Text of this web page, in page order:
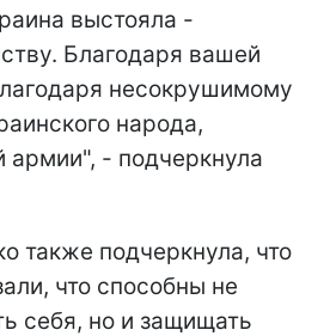
выстояла -
Благодаря вашей
несокрушимому
народа,
армии", - подчеркнула
также подчеркнула, что
что способны не
себя, но и защищать